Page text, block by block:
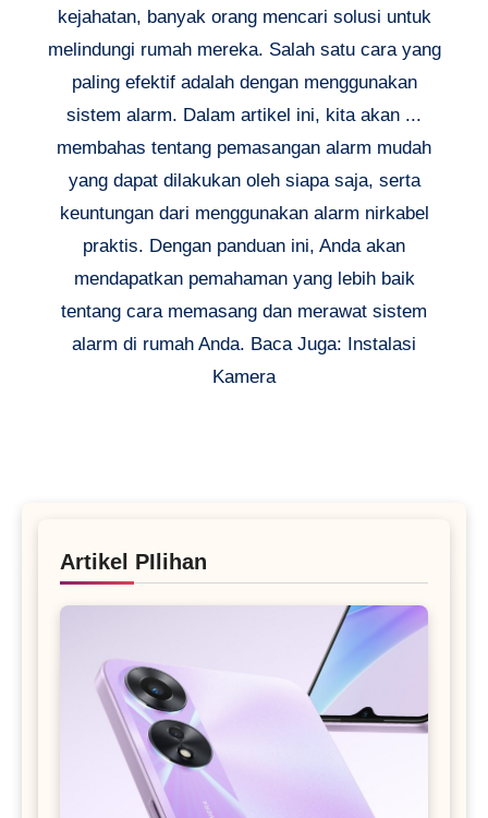
kejahatan, banyak orang mencari solusi untuk
melindungi rumah mereka. Salah satu cara yang
paling efektif adalah dengan menggunakan
sistem alarm. Dalam artikel ini, kita akan ...
membahas tentang pemasangan alarm mudah
yang dapat dilakukan oleh siapa saja, serta
keuntungan dari menggunakan alarm nirkabel
praktis. Dengan panduan ini, Anda akan
mendapatkan pemahaman yang lebih baik
tentang cara memasang dan merawat sistem
alarm di rumah Anda. Baca Juga: Instalasi
Kamera
Artikel PIlihan